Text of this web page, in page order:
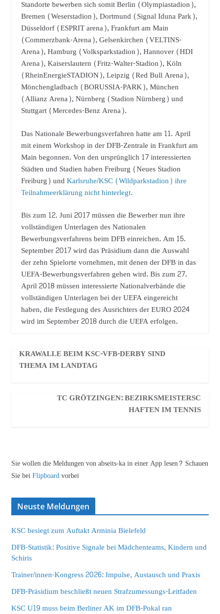
Standorte bewerben sich somit Berlin (Olympiastadion),
Bremen (Weserstadion), Dortmund (Signal Iduna Park),
Düsseldorf (ESPRIT arena), Frankfurt am Main
(Commerzbank-Arena), Gelsenkirchen (VELTINS-
Arena), Hamburg (Volksparkstadion), Hannover (HDI
Arena), Kaiserslautern (Fritz-Walter-Stadion), Köln
(RheinEnergieSTADION), Leipzig (Red Bull Arena),
Mönchengladbach (BORUSSIA-PARK), München
(Allianz Arena), Nürnberg (Stadion Nürnberg) und
Stuttgart (Mercedes-Benz Arena).
Das Nationale Bewerbungsverfahren hatte am 11. April
mit einem Workshop in der DFB-Zentrale in Frankfurt am
Main begonnen. Von den ursprünglich 17 interessierten
Städten und Stadien haben Freiburg (Neues Stadion
Freiburg) undKarlsruhe/KSC (Wildparkstadion) ihre
Teilnahmeerklärung nicht hinterlegt.
Bis zum 12. Juni 2017 müssen die Bewerber nun ihre
vollständigen Unterlagen des Nationalen
Bewerbungsverfahrens beim DFB einreichen. Am 15.
September 2017 wird das Präsidium dann die Auswahl
der zehn Spielorte vornehmen, mit denen der DFB in das
UEFA-Bewerbungsverfahren gehen wird. Bis zum 27.
April 2018 müssen interessierte Nationalverbände die
vollständigen Unterlagen bei der UEFA eingereicht
haben, die Festlegung des Ausrichters der EURO 2024
wird im September 2018 durch die UEFA erfolgen.
KRAWALLE BEIM KSC-VFB-DERBY SIND
THEMA IM LANDTAG
TC GRÖTZINGEN: BEZIRKSMEISTERSC
HAFTEN IM TENNIS
Sie wollen die Meldungen von abseits-ka in einer App lesen? Schauen
Sie beiFlipboardvorbei
Neuste Meldungen
KSC besiegt zum Auftakt Arminia Bielefeld
DFB-Statistik: Positive Signale bei Mädchenteams, Kindern und
Schiris
Trainer/innen-Kongress 2026: Impulse, Austausch und Praxis
DFB-Präsidium beschließt neuen Strafzumessungs-Leitfaden
KSC U19 muss beim Berliner AK im DFB-Pokal ran